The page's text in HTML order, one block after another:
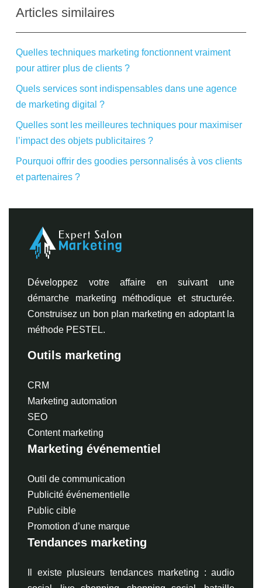
Articles similaires
Quelles techniques marketing fonctionnent vraiment
pour attirer plus de clients ?
Quels services sont indispensables dans une agence
de marketing digital ?
Quelles sont les meilleures techniques pour maximiser
l’impact des objets publicitaires ?
Pourquoi offrir des goodies personnalisés à vos clients
et partenaires ?
Développez votre affaire en suivant une
démarche marketing méthodique et structurée.
Construisez un bon plan marketing en adoptant la
méthode PESTEL.
Outils marketing
CRM
Marketing automation
SEO
Content marketing
Marketing événementiel
Outil de communication
Publicité événementielle
Public cible
Promotion d’une marque
Tendances marketing
Il existe plusieurs tendances marketing : audio